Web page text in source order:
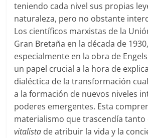
teniendo cada nivel sus propias
naturaleza, pero no obstante
Los científicos marxistas de la
Gran Bretaña en la década de
especialmente en la obra de
un papel crucial a la hora de
dialéctica de la transformación
a la formación de nuevos niveles
poderes emergentes. Esta
materialismo que trascendía tanto
vitalista de atribuir la vida y la